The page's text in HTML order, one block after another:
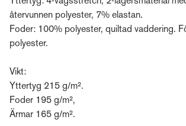
återvunnen polyester, 7% elastan.
Foder: 100% polyester, quiltad vaddering.
polyester.
Vikt:
Yttertyg 215 g/m².
Foder 195 g/m²,
Ärmar 165 g/m².